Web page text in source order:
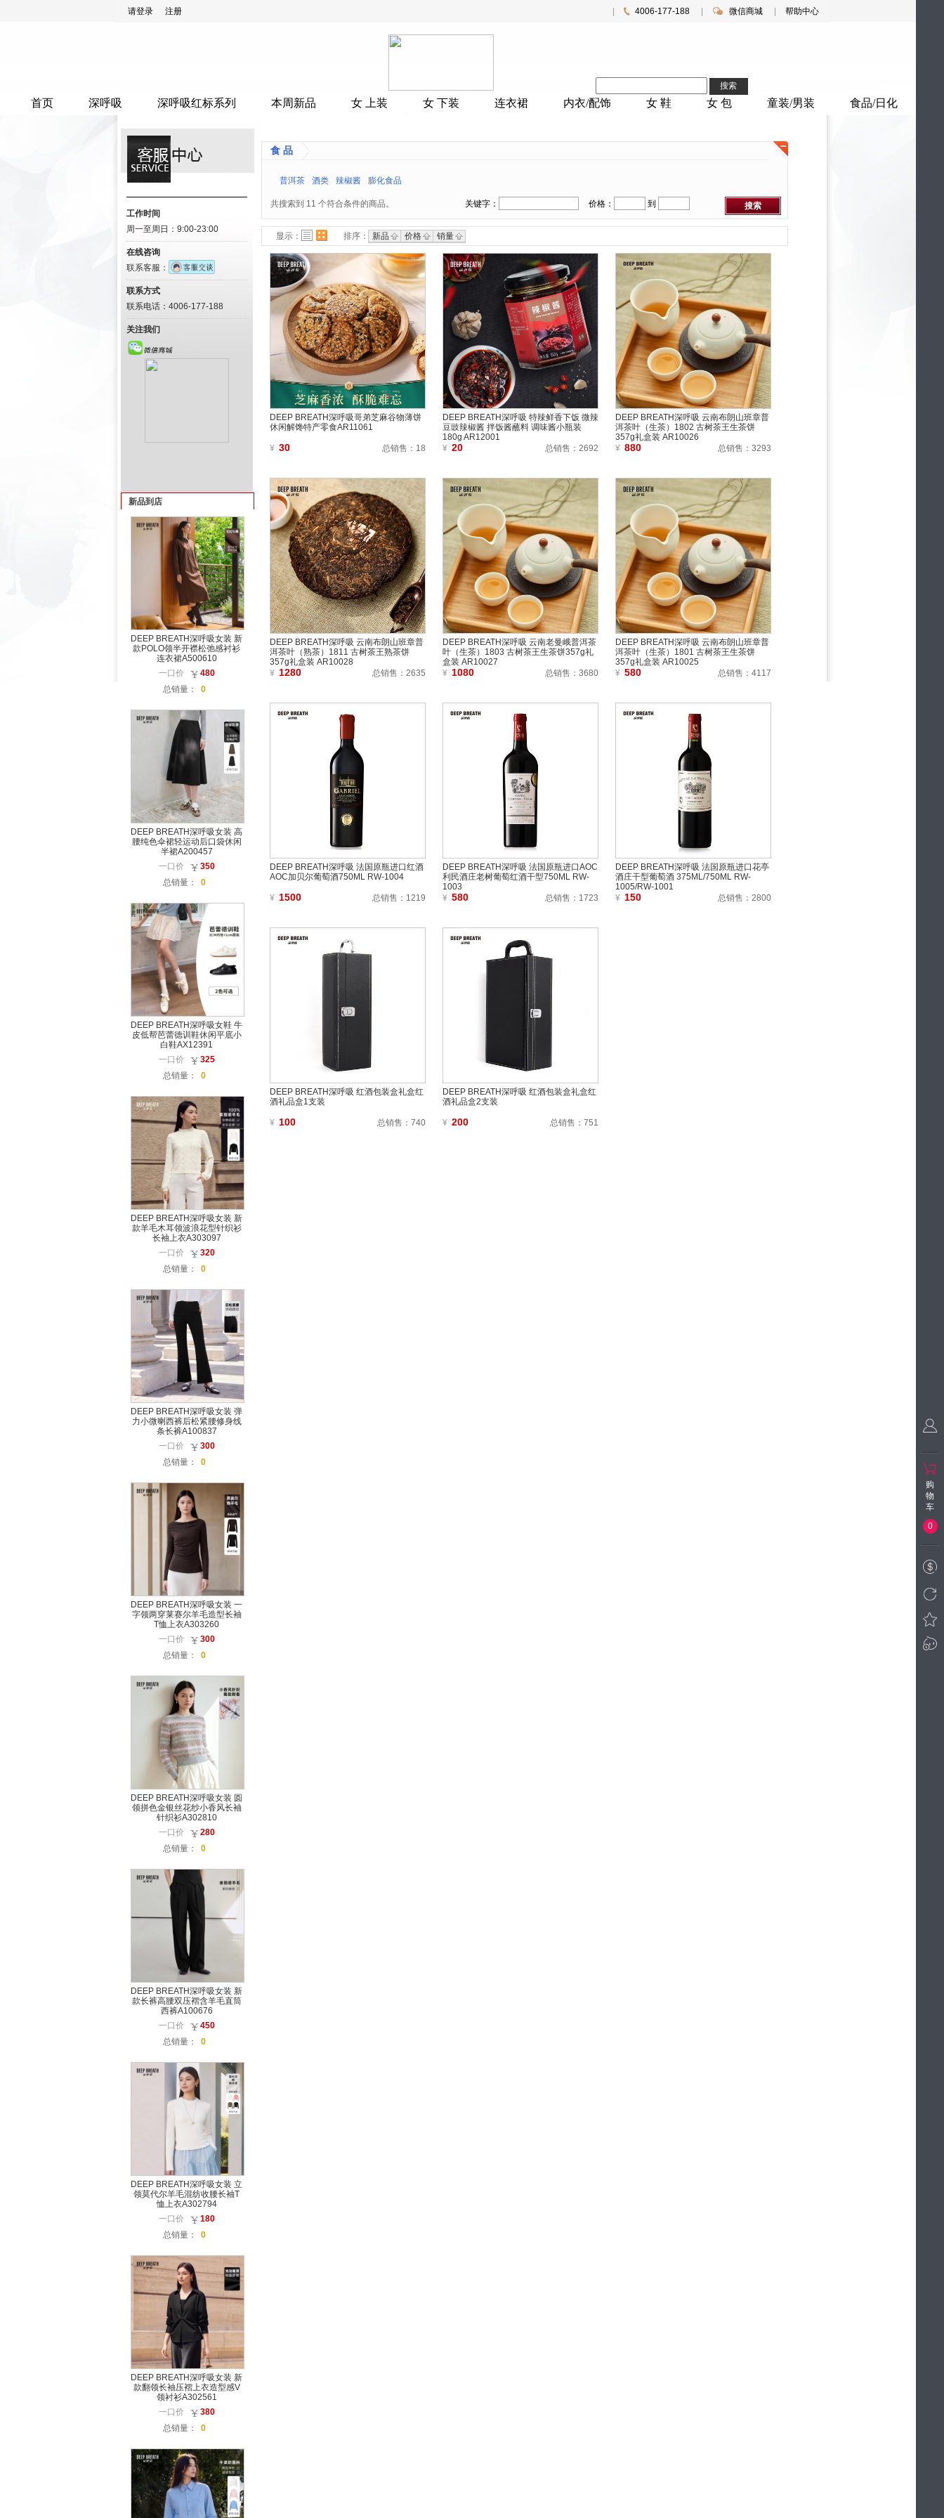
请登录 注册 4006-177-188 微信商城
微信扫码购
帮助中心
搜索
首页 深呼吸 深呼吸红标系列 本周新品 女 上装 女 下装 连衣裙 内衣/配饰 女 鞋 女 包 童装/男装 食品/日化
工作时间
周一至周日：9:00-23:00
在线咨询
联系客服：
联系方式
联系电话：4006-177-188
关注我们
新品到店
DEEP BREATH深呼吸女装 新
款POLO领半开襟松弛感衬衫
连衣裙A500610
一口价
480
总销量：
0
DEEP BREATH深呼吸女装 高
腰纯色伞裙轻运动后口袋休闲
半裙A200457
一口价
350
总销量：
0
DEEP BREATH深呼吸女鞋 牛
皮低帮芭蕾德训鞋休闲平底小
白鞋AX12391
一口价
325
总销量：
0
DEEP BREATH深呼吸女装 新
款羊毛木耳领波浪花型针织衫
长袖上衣A303097
一口价
320
总销量：
0
DEEP BREATH深呼吸女装 弹
力小微喇西裤后松紧腰修身线
条长裤A100837
一口价
300
总销量：
0
DEEP BREATH深呼吸女装 一
字领两穿莱赛尔羊毛造型长袖
T恤上衣A303260
一口价
300
总销量：
0
DEEP BREATH深呼吸女装 圆
领拼色金银丝花纱小香风长袖
针织衫A302810
一口价
280
总销量：
0
DEEP BREATH深呼吸女装 新
款长裤高腰双压褶含羊毛直筒
西裤A100676
一口价
450
总销量：
0
DEEP BREATH深呼吸女装 立
领莫代尔羊毛混纺收腰长袖T
恤上衣A302794
一口价
180
总销量：
0
DEEP BREATH深呼吸女装 新
款翻领长袖压褶上衣造型感V
领衬衫A302561
一口价
380
总销量：
0
食 品
普洱茶 酒类 辣椒酱 膨化食品
共搜索到 11 个符合条件的商品。 关键字： 价格： 到 搜索
显示：
图表模式 排序： 新品 价格 销量
DEEP BREATH深呼吸哥弟芝麻谷物薄饼
休闲解馋特产零食AR11061
¥ 30 总销售： 18
DEEP BREATH深呼吸 特辣鲜香下饭 微辣
豆豉辣椒酱 拌饭酱蘸料 调味酱小瓶装
180g AR12001
¥ 20 总销售： 2692
DEEP BREATH深呼吸 云南布朗山班章普
洱茶叶（生茶）1802 古树茶王生茶饼
357g礼盒装 AR10026
¥ 880 总销售： 3293
DEEP BREATH深呼吸 云南布朗山班章普
洱茶叶（熟茶）1811 古树茶王熟茶饼
357g礼盒装 AR10028
¥ 1280 总销售： 2635
DEEP BREATH深呼吸 云南老曼峨普洱茶
叶（生茶）1803 古树茶王生茶饼357g礼
盒装 AR10027
¥ 1080 总销售： 3680
DEEP BREATH深呼吸 云南布朗山班章普
洱茶叶（生茶）1801 古树茶王生茶饼
357g礼盒装 AR10025
¥ 580 总销售： 4117
DEEP BREATH深呼吸 法国原瓶进口红酒
AOC加贝尔葡萄酒750ML RW-1004
¥ 1500 总销售： 1219
DEEP BREATH深呼吸 法国原瓶进口AOC
利民酒庄老树葡萄红酒干型750ML RW-
1003
¥ 580 总销售： 1723
DEEP BREATH深呼吸 法国原瓶进口花亭
酒庄干型葡萄酒 375ML/750ML RW-
1005/RW-1001
¥ 150 总销售： 2800
DEEP BREATH深呼吸 红酒包装盒礼盒红
酒礼品盒1支装
¥ 100 总销售： 740
DEEP BREATH深呼吸 红酒包装盒礼盒红
酒礼品盒2支装
¥ 200 总销售： 751
购
物
车
0